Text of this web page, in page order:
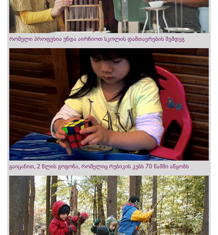
რომელი პროფესია უნდა აირჩიოთ სკოლის დამთავრების შემდეგ
გაიცანით, 2 წლის გოგონა, რომელიც რუბიკის კუბს 70 წამში აწყობს